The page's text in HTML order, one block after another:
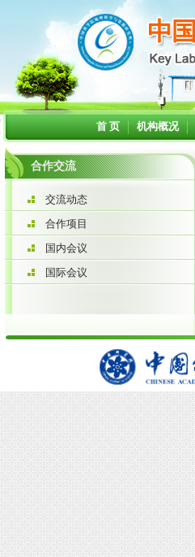
首 页 机构概况
合作交流
交流动态
合作项目
国内会议
国际会议